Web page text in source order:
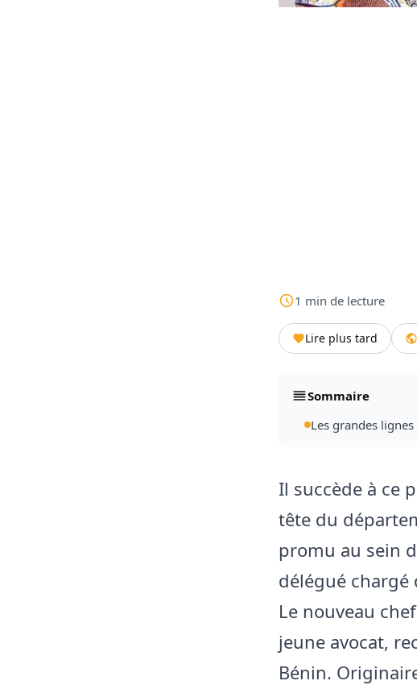
1 min de lecture
Lire plus tard
Sommaire
Les grandes
Il succède à ce
tête du
promu au sein
délégué chargé
​Le nouveau
jeune avocat,
Bénin.